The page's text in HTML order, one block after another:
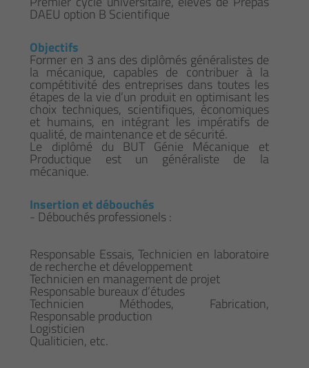
DAEU option B Scientifique
Objectifs
Former en 3 ans des diplômés généralistes de
la mécanique, capables de contribuer à la
compétitivité des entreprises dans toutes les
étapes de la vie d’un produit en optimisant les
choix techniques, scientifiques, économiques
et humains, en intégrant les impératifs de
qualité, de maintenance et de sécurité.
Le diplômé du BUT Génie Mécanique et
Productique est un généraliste de la
mécanique.
Insertion et débouchés
- Débouchés professionels :
Responsable Essais, Technicien en laboratoire
de recherche et développement
Technicien en management de projet
Responsable bureaux d’études
Technicien Méthodes, Fabrication,
Responsable production
Logisticien
Qualiticien, etc.